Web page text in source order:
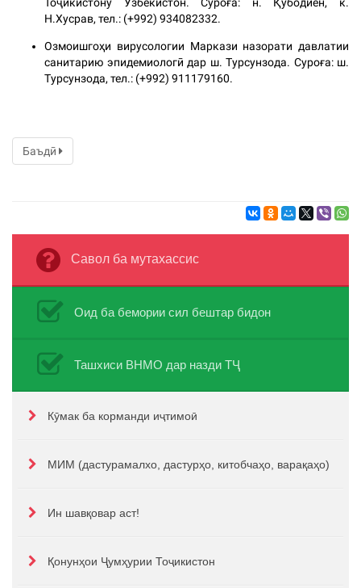
Тоҷикистону Ӯзбекистон. Суроға: н. Қубодиён, к.
Н.Хусрав, тел.: (+992) 934082332.
Озмоишгоҳи вирусологии Маркази назорати давлатии
санитарию эпидемиологӣ дар ш. Турсунзода. Суроға: ш.
Турсунзода, тел.: (+992) 911179160.
Баъдӣ
Савол ба мутахассис
Оид ба бемории сил бештар бидон
Ташхиси ВНМО дар назди ТҶ
Кӯмак ба корманди иҷтимоӣ
МИМ (дастурамалхо, дастурҳо, китобчаҳо, варақаҳо)
Ин шавқовар аст!
Қонунҳои Ҷумҳурии Тоҷикистон